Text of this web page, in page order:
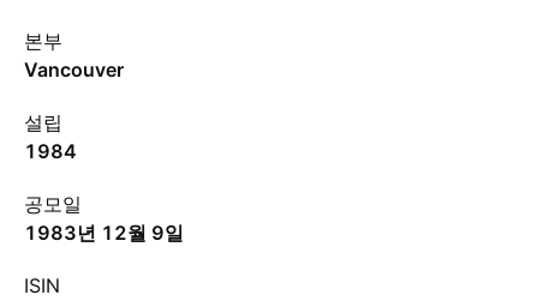
본부
Vancouver
설립
1984
공모일
1983년 12월 9일
ISIN